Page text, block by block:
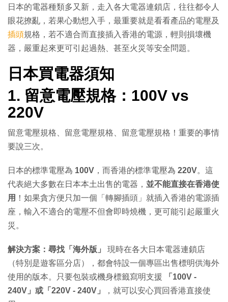
日本的電器種類多又新，走入各大電器連鎖店，往往都令人
眼花撩亂，若果心動想入手，最重要就是看看產品的電壓及
插頭規格，若不適合而直接插入香港的電源，輕則損壞機
器，嚴重起來更可引起過熱、甚至火災等安全問題。
日本買電器須知
1. 留意電壓規格：100V vs
220V
留意電壓規格、留意電壓規格、留意電壓規格！重要的事情
要說三次。
日本的標準電壓為 100V ，而香港的標準電壓為 220V。這
代表絕大多數在日本本土出售的電器， 並不能直接在香港使
用 ！如果貪方便只加一個「轉腳插頭」就插入香港的電源插
座，輸入不適合的電壓不但會即時燒機，更可能引起嚴重火
災。
解決方案：尋找「海外版」
現時在各大日本電器連鎖店
（特別是遊客區分店），都會特設一個專區出售標明供海外
使用的版本。只要包裝或機身標籤寫明支援
「100V -
240V」或「220V - 240V」
，就可以安心買回香港直接使